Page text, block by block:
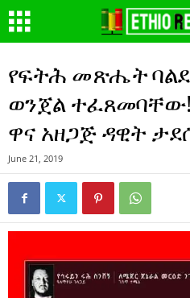
የፍትሕ መጽሔት
ወንጀል
ዋና አዘጋጅ ዳዊት
June 21, 2019